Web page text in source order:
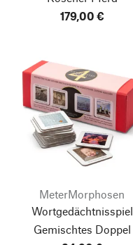
179,00 €
MeterMorphosen
Wortgedächtnisspiel
Gemischtes Doppel